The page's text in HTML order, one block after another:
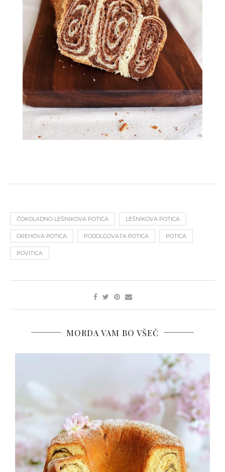
ČOKOLADNO-LEŠNIKOVA POTICA LEŠNIKOVA POTICA
OREHOVA POTICA PODOLGOVATA POTICA POTICA
POVITICA
MORDA VAM BO VŠEČ